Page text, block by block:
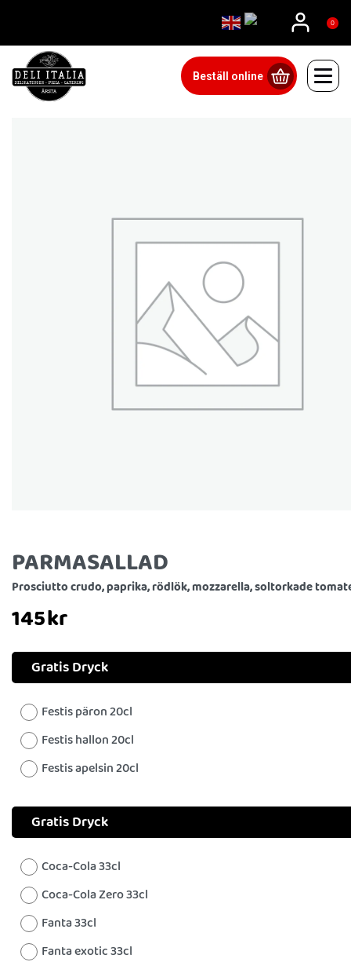
0
Beställ online
PARMASALLAD
Prosciutto crudo, paprika, rödlök, mozzarella, soltorkade
145kr
Gratis Dryck
Festis päron 20cl
Festis hallon 20cl
Festis apelsin 20cl
Gratis Dryck
Coca-Cola 33cl
Coca-Cola Zero 33cl
Fanta 33cl
Fanta exotic 33cl